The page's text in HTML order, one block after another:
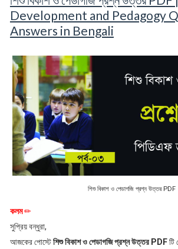
Development and Pedagogy
Answers in Bengali
শিশু বিকাশ ও পেডাগজি প্রশ্ন উত্তর PDF
কলম✏
সুপ্রিয় বন্ধুরা,
আজকের পোস্টেশিশু বিকাশ ও পেডাগজি প্রশ্ন উত্তর PDFটি